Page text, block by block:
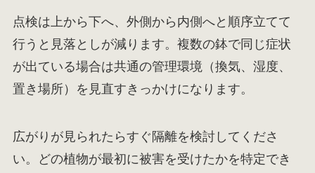
点検は上から下へ、外側から内側へと順序立てて
行うと見落としが減ります。複数の鉢で同じ症状
が出ている場合は共通の管理環境（換気、湿度、
置き場所）を見直すきっかけになります。
広がりが見られたらすぐ隔離を検討してくださ
い。どの植物が最初に被害を受けたかを特定でき